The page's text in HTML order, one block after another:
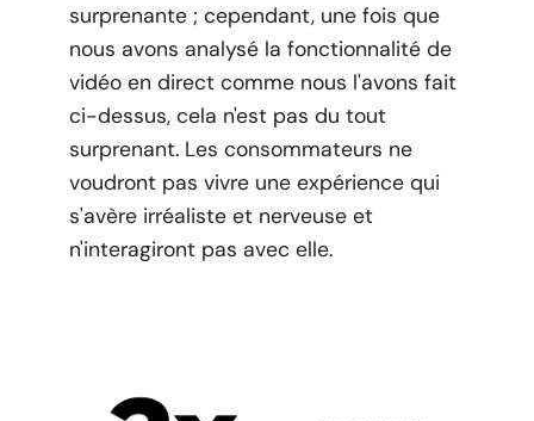
surprenante ; cependant, une fois que
nous avons analysé la fonctionnalité de
vidéo en direct comme nous l'avons fait
ci-dessus, cela n'est pas du tout
surprenant. Les consommateurs ne
voudront pas vivre une expérience qui
s'avère irréaliste et nerveuse et
n'interagiront pas avec elle.